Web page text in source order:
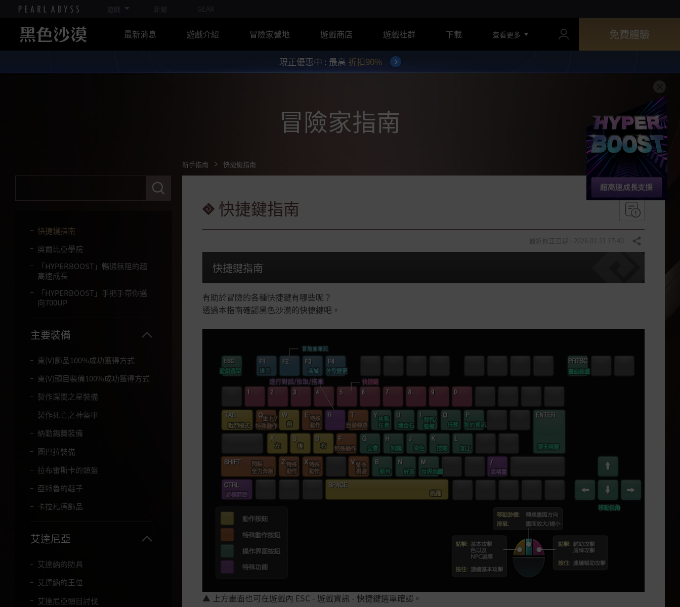
遊戲 新聞 GEAR
最新消息 遊戲介紹 冒險家營地 遊戲商店 遊戲社群 下載 查看更多 免費體驗
現正優惠中 : 最高 折扣90%
冒險家指南
請
入
變更季節角色指南
季節伺服器畢業指南
季節伺服器FAQ
首次來到黑色沙漠？新手必讀指南
快捷鍵指南
奧爾比亞學院
「HYPERBOOST」暢通無阻的超
高速成長
「HYPERBOOST」手把手帶你邁
向700UP
主要裝備
東(V)飾品100%成功獲得方式
東(V)頭目裝備100%成功獲得方式
製作深闇之星裝備
製作死亡之神盔甲
納勒錫蘭裝備
圖巴拉裝備
拉布雷斯卡的頭盔
亞特魯的鞋子
卡拉札德飾品
艾達尼亞
艾達納的防具
艾達納的王位
艾達尼亞頭目討伐
新手指南 快捷鍵指南
快捷鍵指南
分享
快捷鍵指南
有助於冒險的各種快捷鍵有哪些呢？
透過本指南確認黑色沙漠的快捷鍵吧。
▲ 上方畫面也可在遊戲內 ESC - 遊戲資訊 - 快捷鍵選單確認。